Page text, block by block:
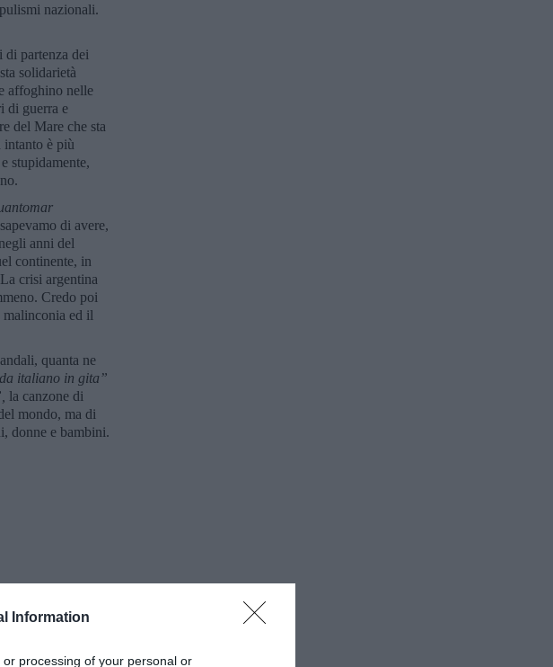
Information
processing of your personal or
nazionali.
di partenza dei
solidarietà
affoghino nelle
di guerra e
del Mare che sta
intanto è più
stupidamente,
di avere,
anni del
continente, in
crisi argentina
Credo poi
malinconia ed il
quanta ne
italiano in gita”
la canzone di
mondo, ma di
donne e bambini.